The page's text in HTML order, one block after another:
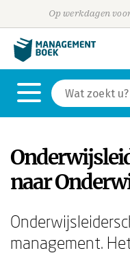
Op werkdagen
naar
management.